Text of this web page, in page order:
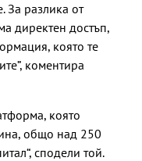
За разлика от
директен достъп,
която те
коментира
която
общо над 250
сподели той.